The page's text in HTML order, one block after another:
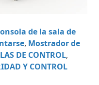
de la sala de
, Mostrador de
DE CONTROL,
Y CONTROL